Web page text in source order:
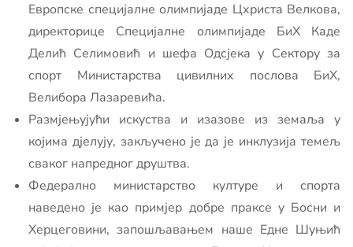
Европске специјалне олимпијаде Цхриста Велкова,
директорице Специјалне олимпијаде БиХ Каде
Делић Селимовић и шефа Одсјека у Сектору за
спорт Министарства цивилних послова БиХ,
Велибора Лазаревића.
Размјењујући искуства и изазове из земаља у
којима дјелују, закључено је да је инклузија темељ
сваког напредног друштва.
Федерално министарство културе и спорта
наведено је као примјер добре праксе у Босни и
Херцеговини, запошљавањем наше Едне Шуњић